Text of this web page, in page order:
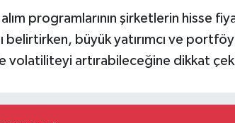
programlarının şirketlerin hisse
belirtirken, büyük yatırımcı ve
volatiliteyi artırabileceğine dikkat